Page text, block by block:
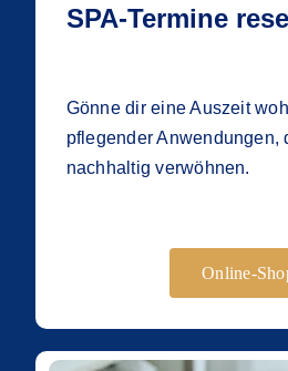
SPA-Termine
Gönne dir eine Auszeit
pflegender Anwendungen,
nachhaltig verwöhnen.
Online-